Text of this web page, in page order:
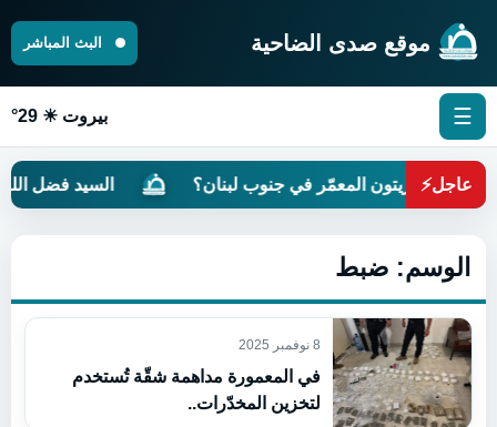
موقع صدى الضاحية البث المباشر
☰ بيروت ☀ 29°
عاجل⚡
تدمير الزيتون المعمّر في جنوب لبنان؟ السيد فضل الله:
الوسم: ضبط
8 نوفمبر 2025
في المعمورة مداهمة شقّة تُستخدم
لتخزين المخدّرات..